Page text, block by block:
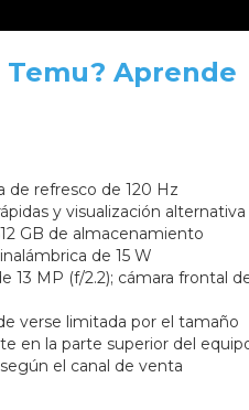
Aprende
de refresco de 120 Hz
y visualización alternativa
GB de almacenamiento
de 15 W
13 MP (f/2.2); cámara frontal
verse limitada por el tamaño
en la parte superior del
el canal de venta